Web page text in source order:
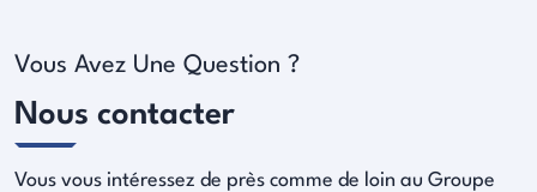
Vous Avez Une Question ?
Nous contacter
Vous vous intéressez de près comme de loin au Groupe